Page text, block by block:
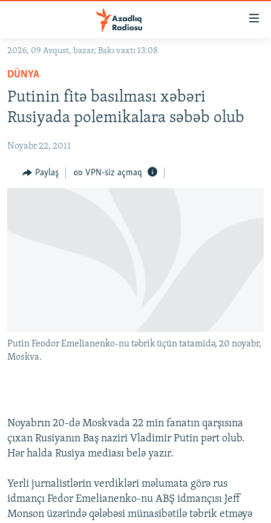
Əsas
qayıt
Əsas
naviqasiyaya
qayıt
Axtarışa
KORRUPSIOMETR
#ƏSLINDƏ
FƏRQƏ BAX
QANUNI DOĞRU
AZADLIQRADIOSU MOBIL TELEFONUNUZDA
RFE/RL-in bütün saytları
2026, 09 Avqust, bazar, Bakı vaxtı 13:08
DÜNYA
Putinin fitə basılması xəbəri
Rusiyada polemikalara səbəb olub
Noyabr 22, 2011
Paylaş VPN-siz açmaq
Putin Feodor Emelianenko-nu təbrik üçün tatamidə, 20 noyabr,
Moskva.
Noyabrın 20-də Moskvada 22 min fanatın qarşısına
çıxan Rusiyanın Baş naziri Vladimir Putin pərt olub.
Hər halda Rusiya mediası belə yazır.
Yerli jurnalistlərin verdikləri məlumata görə rus
idmançı Fedor Emelianenko-nu ABŞ idmançısı Jeff
Monson üzərində qələbəsi münasibətilə təbrik etməyə